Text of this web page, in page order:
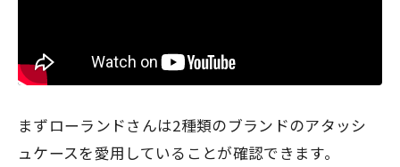
まずローランドさんは2種類のブランドのアタッシ
ュケースを愛用していることが確認できます。